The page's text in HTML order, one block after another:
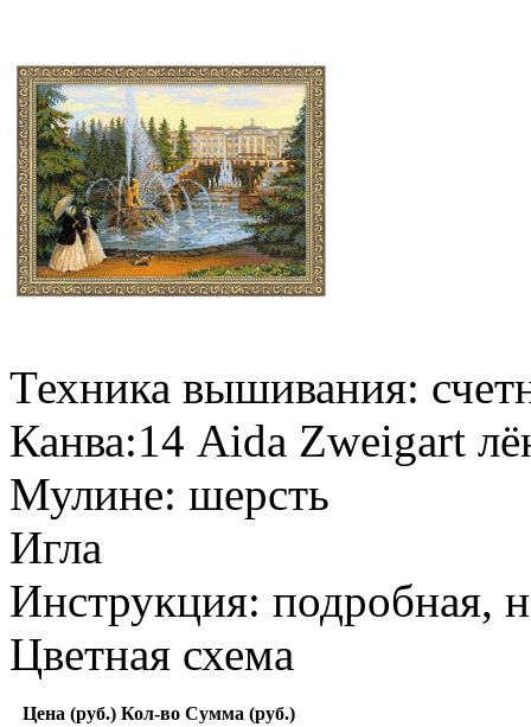
Техника вышивания:
Канва:14 Aida Zweigart
Мулине: шерсть
Игла
Инструкция: подробная,
Цветная схема
Цена (руб.) Кол-во Сумма (руб.)